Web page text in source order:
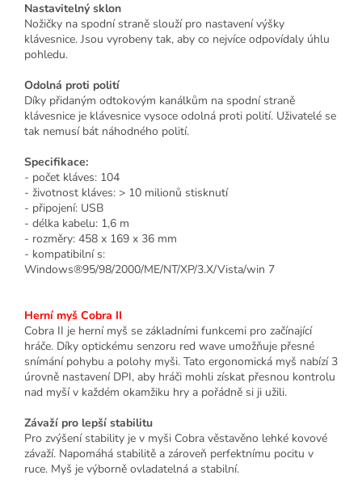
Nastavitelný sklon
Nožičky na spodní straně slouží pro nastavení výšky
klávesnice. Jsou vyrobeny tak, aby co nejvíce odpovídaly úhlu
pohledu.
Odolná proti polití
Díky přidaným odtokovým kanálkům na spodní straně
klávesnice je klávesnice vysoce odolná proti polití. Uživatelé se
tak nemusí bát náhodného polití.
Specifikace:
- počet kláves: 104
- životnost kláves: > 10 milionů stisknutí
- připojení: USB
- délka kabelu: 1,6 m
- rozměry: 458 x 169 x 36 mm
- kompatibilní s:
Windows®95/98/2000/ME/NT/XP/3.X/Vista/win 7
Herní myš Cobra II
Cobra II je herní myš se základními funkcemi pro začínající
hráče. Díky optickému senzoru red wave umožňuje přesné
snímání pohybu a polohy myši. Tato ergonomická myš nabízí 3
úrovně nastavení DPI, aby hráči mohli získat přesnou kontrolu
nad myší v každém okamžiku hry a pořádně si ji užili.
Závaží pro lepší stabilitu
Pro zvýšení stability je v myši Cobra věstavěno lehké kovové
závaží. Napomáhá stabilitě a zároveň perfektnímu pocitu v
ruce. Myš je výborně ovladatelná a stabilní.